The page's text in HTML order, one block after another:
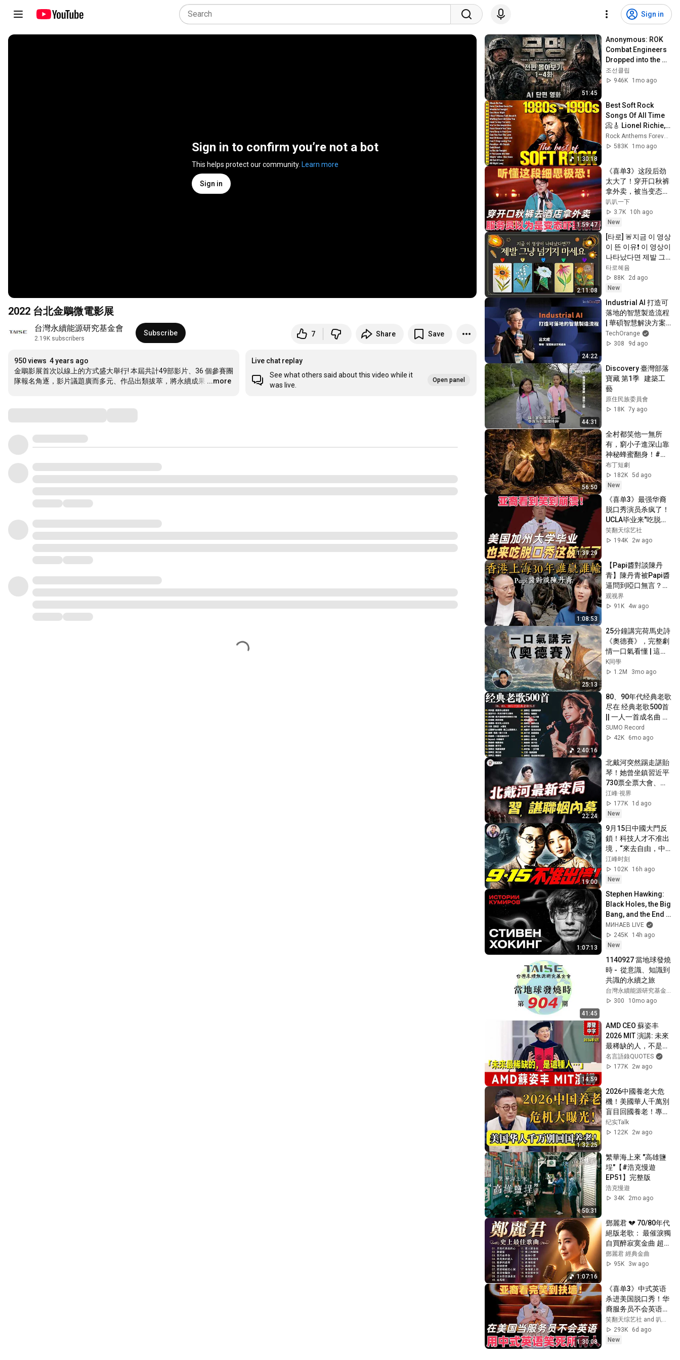
Sign in
Sign in to confirm you’re not a bot
This helps protect our community. Learn more
Sign in
2022 台北金鵰微電影展
台灣永續能源研究基金會
2.19K subscribers
Subscribe 7 Share Save
950 views 4 years ago
金鵰影展首次以線上的方式盛大舉行! 本屆共計49部影片、36 個參賽團
隊報名角逐，影片議題廣而多元、作品出類拔萃，將永續成果 …
...more
Live chat replay
See what others said about this video while it
was live.
Open panel
51:45
Anonymous: ROK
Combat Engineers
Dropped into the
645 AD Siege of
Ansi Fortress -
조선클립
946K
1mo ago
1:30:18
Best Soft Rock
Songs Of All Time
📀🎸 Lionel Richie,
Rod Stewart, Elton
John, Phil Collins,
Rock Anthems Forever Official
583K
1mo ago
1:59:47
《喜单3》这段后劲
太大了！穿开口秋裤
拿外卖，被当变态报
警了！#喜剧之王单
口季 #脱口秀 #搞笑
#喜剧 #funny #综艺
叭叭一下
3.7K
10h ago
New
2:11:08
[타로] 🚨지금 이 영상
이 뜬 이유❗️ 이 영상이
나타났다면 제발 그
냥 넘기지 마세요⚠️
(feat.이 메시지 무시
하지 마세요🧿절대
우연이 아닙니다🚫금
전•일•학업•관계까지
몽땅💥)
타로혜윰
88K
2d ago
New
24:22
Industrial AI 打造可
落地的智慧製造流程
| 華碩智慧解決方案
處長呂文成 | TO Talk
EP142
TechOrange
308
9d ago
44:31
Discovery 臺灣部落
寶藏 第1季   建築工
藝
原住民族委員會
18K 7y ago
56:50
全村都笑他一無所
有，窮小子進深山靠
神秘蜂蜜翻身！#被
踢出局後我成了山野
蜂王 #鄉村逆襲 #創
業短劇 #養蜂致富 #
窮小子逆襲 #打臉爽
劇 #白手起家 #人生
翻盤 #熱門短劇
布丁短劇
182K 5d ago
New
1:39:29
《喜单3》最强华裔
脱口秀演员杀疯了！
UCLA毕业来"吃脱口
秀这碗饭"，亚裔看
完疯狂点头！#喜剧
#搞笑 #喜剧 #funny
#综艺
笑翻天综艺社
194K
2w ago
1:08:53
【Papi醬對談陳丹
青】陳丹青被Papi醬
逼問到啞口無言？老
派新派大戰，香港上
海30年誰贏誰輸？
魯豫 #上海 #香港  #
经济 #老派 #新派 #
艺术   #窦文涛
观视界
91K
4w ago
25:13
25分鐘講完荷馬史詩
《奧德賽》，完整劇
情一口氣看懂 | 這部
西方文學的開山之
作，到底有多精彩？
K同學
1.2M
3mo ago
2:40:16
80、90年代经典老歌
尽在 经典老歌500首
|| 一人一首成名曲 🤞
🤞 我曾用心爱过你/
雨蝶/容易受伤的女
的爱上你
SUMO Record
42K
6mo ago
22:24
北戴河突然踢走諶貽
琴！她曾坐鎮習近平
730票全票大會、捧
出貴州脫貧神話；兩
人的隱秘政治聯姻為
何突然到頭？【江峰
視界20260805第454
期】
江峰·視界
177K
1d ago
New
19:00
9月15日中國大門反
鎖！科技人才不准出
境，“來去自由，中
國大門永遠敞開”承
諾成灰！美國科技富
豪、中國石油科技之
【歷史上的今天
20260805第414期】
江峰时刻
102K
16h ago
New
1:07:13
Stephen Hawking:
Black Holes, the Big
Bang, and the End
of the Universe /
Idol Stories /
MINAEV
МИНАЕВ LIVE
245K
14h ago
New
41:45
1140927 當地球發燒
時 -  從意識、知識到
共識的永續之旅
台灣永續能源研究基金會
300
10mo ago
14:59
AMD CEO 蘇姿丰
2026 MIT 演講: 未來
最稀缺的人，不是最
會用AI的人，而
是⋯⋯｜未來10年的
年｜Lisa Su ｜ MIT
名言語錄QUOTES
177K
2w ago
1:32:25
2026中國養老大危
機！美國華人千萬別
盲目回國養老！專家
發出警告：這幾個現
實太殘酷！#圆桌派
梁文道  #观复嘟嘟 #
马未都 #纪实talk
纪实Talk
122K
2w ago
50:31
繁華海上來 "高雄鹽
埕"【#浩克慢遊
EP51】完整版
浩克慢遊
34K
2mo ago
1:07:16
鄧麗君 💔 70/80年代
絕版老歌： 最催淚獨
自買醉寂寞金曲 超清
音質連播！ 失戀、心
碎、懷舊 經典必聽
Teng Greatest Hits
Full Album)
鄧麗君 經典金曲
95K
3w ago
1:30:08
《喜单3》中式英语
杀进美国脱口秀！华
裔服务员不会英语，
靠口音把全场笑疯
了！#喜剧之王单口
季 #脱口秀 #搞笑 #
笑翻天综艺社 and 叭叭一下
293K
6d ago
New